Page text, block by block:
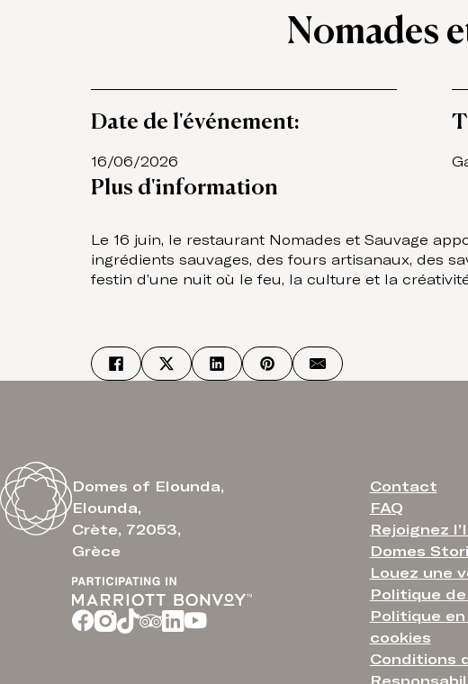
Nomades
Date de l'événement:
16/06/2026
Plus d'information
Le 16 juin, le restaurant Nomades et Sauvage
ingrédients sauvages, des fours artisanaux, des
festin d’une nuit où le feu, la culture et la
Domes of Elounda,
Elounda,
Crète, 72053,
Grèce
Contact
FAQ
Rejoignez
Domes
Louez une
Politique
Politique
cookies
Conditions